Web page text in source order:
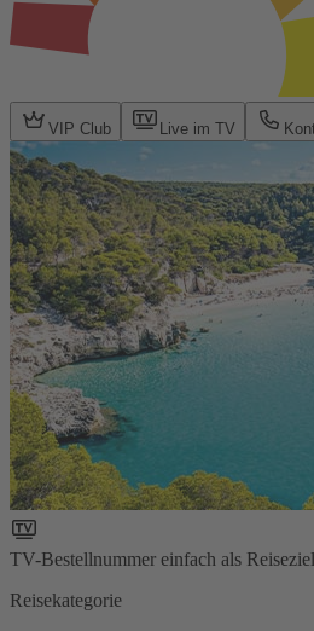
VIP Club Live im TV
TV-Bestellnummer einfach als
Reisekategorie